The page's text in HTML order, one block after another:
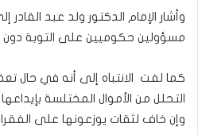
وأشار الإمام الدكتور ولد عبد
مسؤولين حكوميين على التوبة دون
كما لفت الانتباه إلى أنه في حال
التحلل من الأموال المختلسة
وإن خاف لثقات يوزعونها على